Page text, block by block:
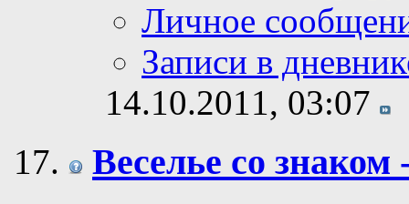
Личное
Записи в
14.10.2011, 03:07
Веселье со знаком